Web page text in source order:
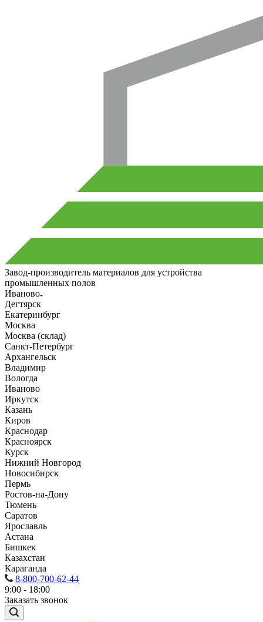
Завод-производитель материалов для устройства
промышленных полов
Иваново
Дегтярск
Екатеринбург
Москва
Москва (склад)
Санкт-Петербург
Архангельск
Владимир
Вологда
Иваново
Иркутск
Казань
Киров
Краснодар
Красноярск
Курск
Нижний Новгород
Новосибирск
Пермь
Ростов-на-Дону
Тюмень
Саратов
Ярославль
Астана
Бишкек
Казахстан
Караганда
8-800-700-62-44
9:00 - 18:00
Заказать звонок